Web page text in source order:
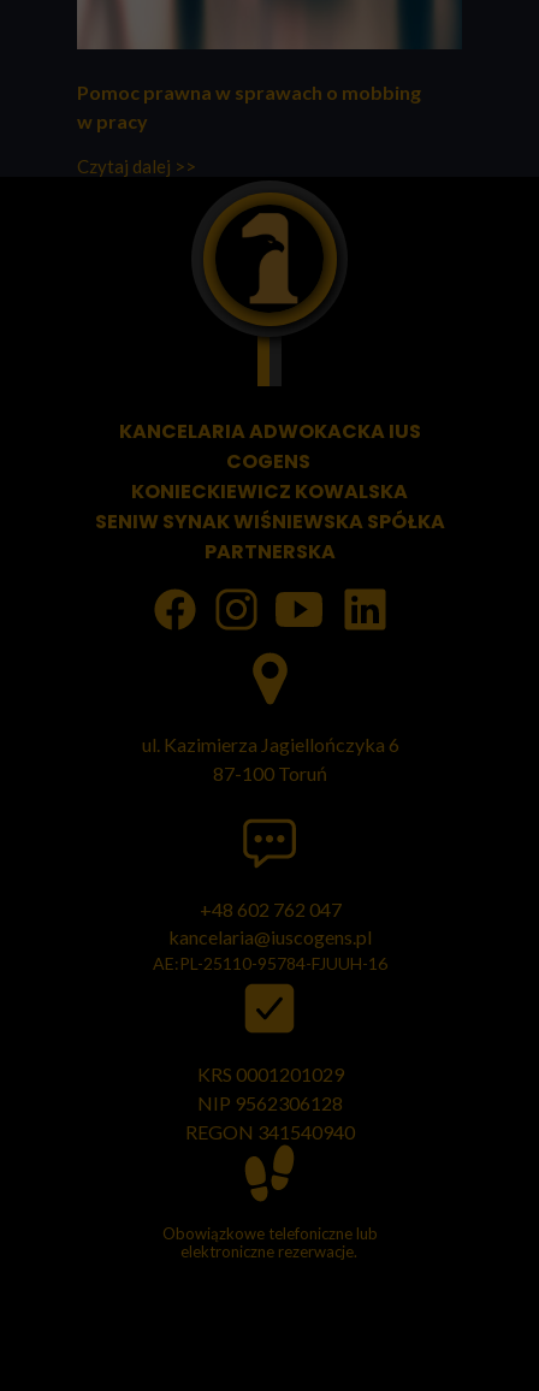
Pomoc prawna w sprawach o mobbing
w pracy
Czytaj dalej >>
KANCELARIA ADWOKACKAIUS
COGENS
KONIECKIEWICZ KOWALSKA
SENIW SYNAK WIŚNIEWSKA SPÓŁKA
PARTNERSKA
KRS 0001201029
NIP 9562306128
REGON 341540940
+48 602 762 047
kancelaria@iuscogens.pl
AE:PL-25110-95784-FJUUH-16
ul. Kazimierza Jagiellończyka 6
87-100 Toruń
Obowiązkowe telefoniczne lub
elektroniczne rezerwacje.